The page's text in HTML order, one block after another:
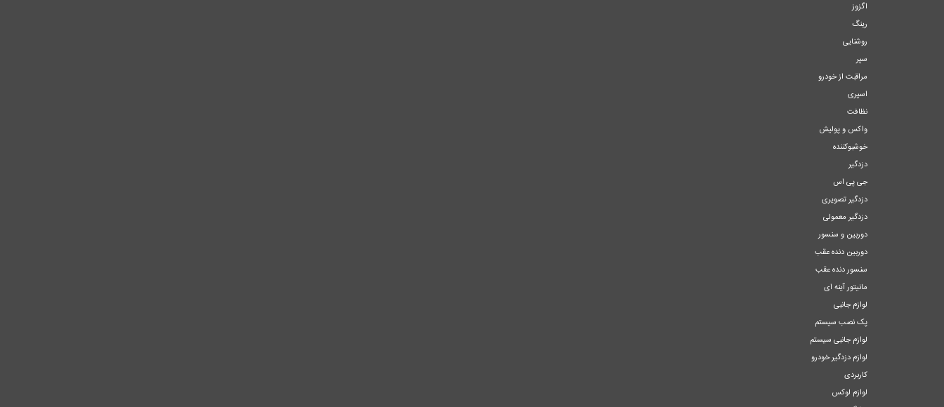
اگزوز
رینگ
روشنایی
سپر
مراقبت از خودرو
اسپری
نظافت
واکس و پولیش
خوشبوکننده
دزدگیر
جی پی اس
دزدگیر تصویری
دزدگیر معمولی
دوربین و سنسور
دوربین دنده عقب
سنسور دنده عقب
مانیتور آینه ای
لوازم جانبی
پک نصب سیستم
لوازم جانبی سیستم
لوازم دزدگیر خودرو
کاربردی
لوازم لوکس